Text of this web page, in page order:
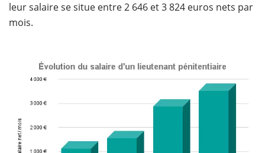
leur salaire se situe entre 2 646 et 3 824 euros nets par
mois.